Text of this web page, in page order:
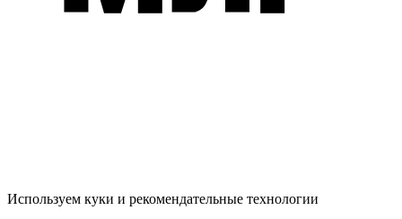
Используем куки и рекомендательные технологии